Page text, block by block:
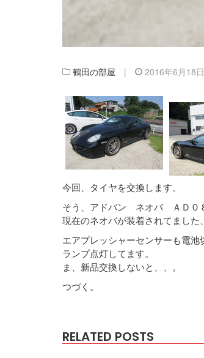
鶴田の部屋 | 2016年6月18日
今回、タイヤを交換します。
そう、アドバン ネオバ ＡＤ０
現在のネオバが装着されてました
エアプレッシャーセンサーも電池
ランプ点灯してます。
ま、新品交換しないと、、。
つづく。
RELATED POSTS